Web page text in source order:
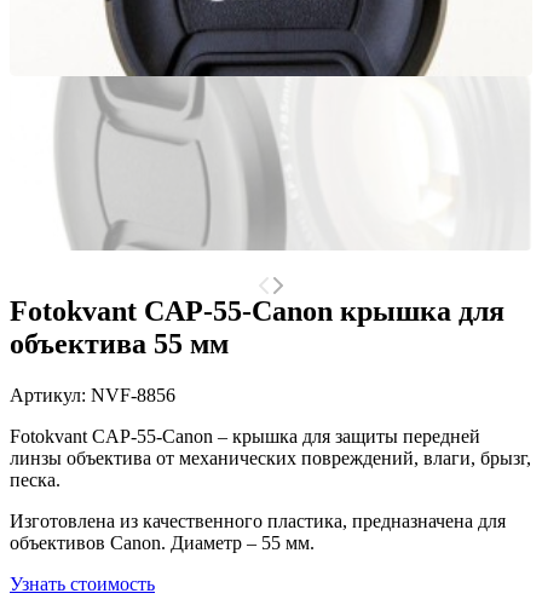
Fotokvant CAP-55-Canon крышка для
объектива 55 мм
Артикул: NVF-8856
Fotokvant CAP-55-Canon – крышка для защиты передней
линзы объектива от механических повреждений, влаги, брызг,
песка.
Изготовлена из качественного пластика, предназначена для
объективов Canon. Диаметр – 55 мм.
Узнать стоимость